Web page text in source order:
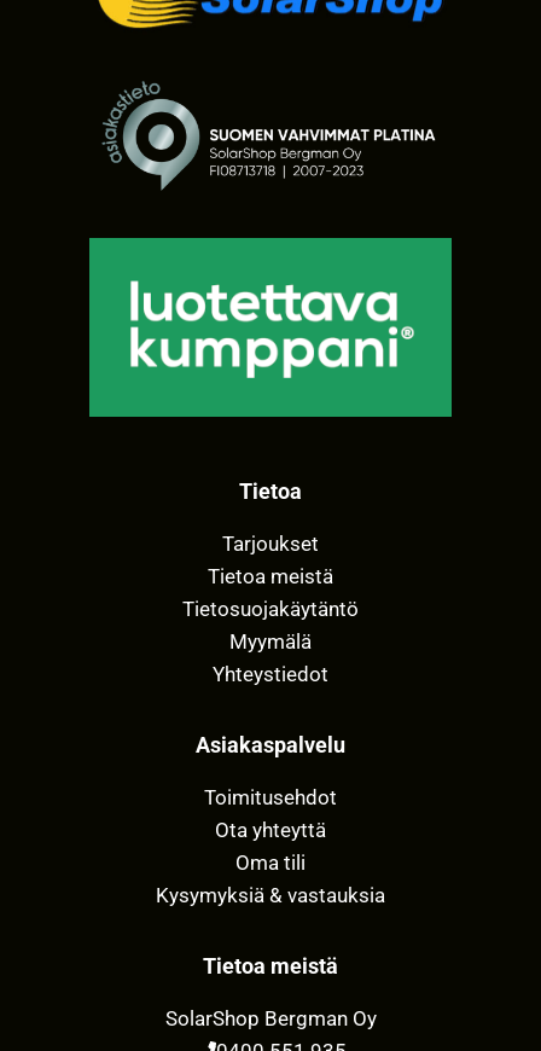
Tietoa
Tarjoukset
Tietoa meistä
Tietosuojakäytäntö
Myymälä
Yhteystiedot
Asiakaspalvelu
Toimitusehdot
Ota yhteyttä
Oma tili
Kysymyksiä & vastauksia
Tietoa meistä
SolarShop Bergman Oy